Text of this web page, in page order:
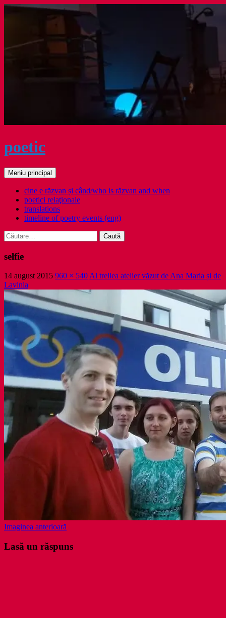
Sari
poetic
Caută
Meniu principal
cine e răzvan și când/who is răzvan and when
poetici relaţionale
translations
timeline of poetry events (eng)
Caută
după:
selfie
14 august 2015 960 × 540 Al treilea atelier văzut de Ana Maria și de
Lavinia
Imaginea anterioară
Lasă un răspuns